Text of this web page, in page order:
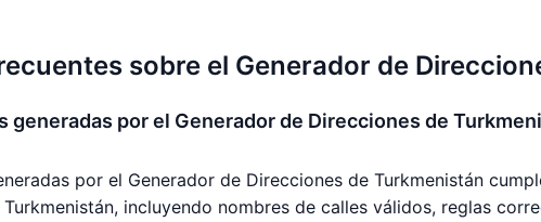
sobre el Generador de
generadas por el Generador de Direcciones de
por el Generador de Direcciones de Turkmenistán
incluyendo nombres de calles válidos, reglas